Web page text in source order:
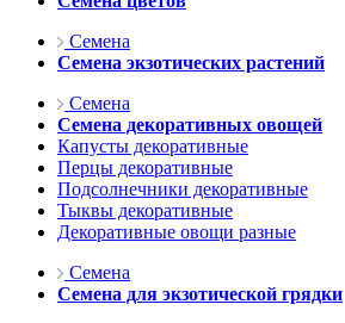
Семена
Семена экзотических растений
Семена
Семена декоративных овощей
Капусты декоративные
Перцы декоративные
Подсолнечники декоративные
Тыквы декоративные
Декоративные овощи разные
Семена
Семена для экзотической грядки